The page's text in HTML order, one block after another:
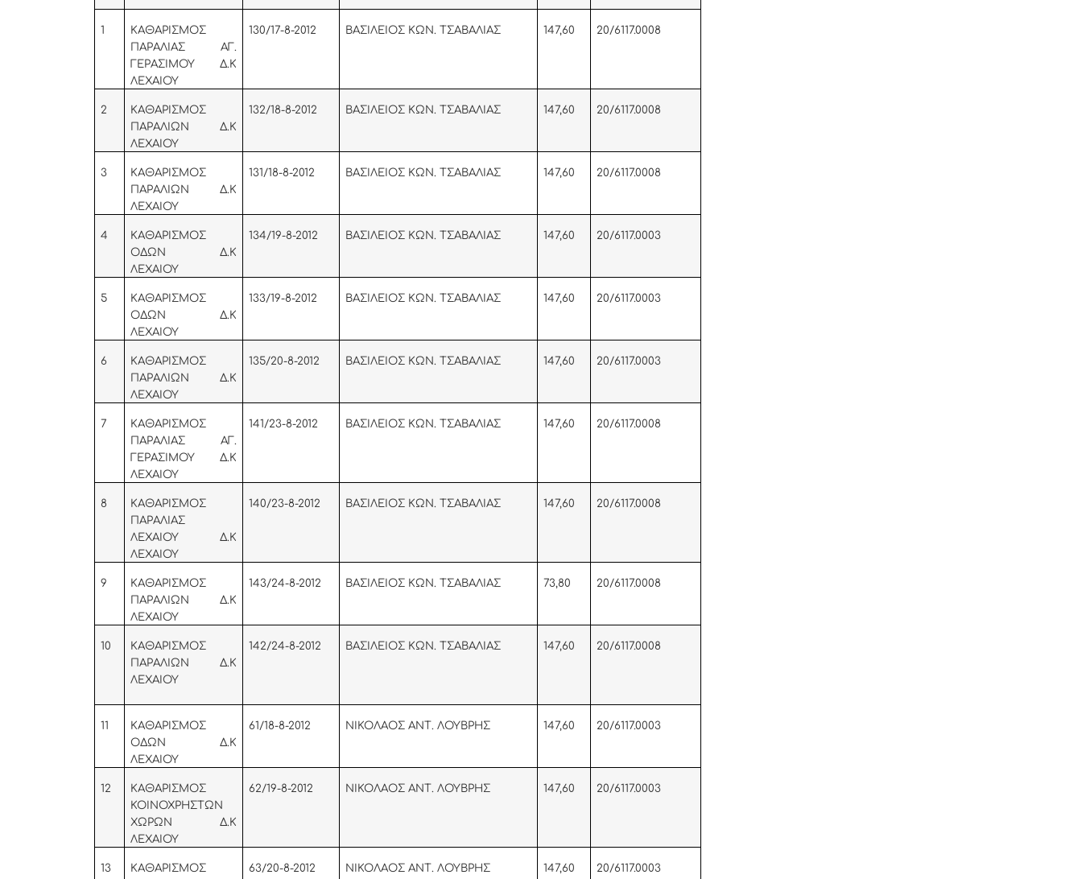
1 KAΘΑΡΙΣΜΟΣ
ΠΑΡΑΛΙΑΣ ΑΓ.
ΓΕΡΑΣΙΜΟΥ Δ.Κ
ΛΕΧΑΙΟΥ
130/17-8-2012 ΒΑΣΙΛΕΙΟΣ ΚΩΝ. ΤΣΑΒΑΛΙΑΣ 147,60 20/6117.0008
2 KAΘΑΡΙΣΜΟΣ
ΠΑΡΑΛΙΩΝ Δ.Κ
ΛΕΧΑΙΟΥ
132/18-8-2012 ΒΑΣΙΛΕΙΟΣ ΚΩΝ. ΤΣΑΒΑΛΙΑΣ 147,60 20/6117.0008
3 KAΘΑΡΙΣΜΟΣ
ΠΑΡΑΛΙΩΝ Δ.Κ
ΛΕΧΑΙΟΥ
131/18-8-2012 ΒΑΣΙΛΕΙΟΣ ΚΩΝ. ΤΣΑΒΑΛΙΑΣ 147,60 20/6117.0008
4 KAΘΑΡΙΣΜΟΣ
ΟΔΩΝ Δ.Κ
ΛΕΧΑΙΟΥ
134/19-8-2012 ΒΑΣΙΛΕΙΟΣ ΚΩΝ. ΤΣΑΒΑΛΙΑΣ 147,60 20/6117.0003
5 KAΘΑΡΙΣΜΟΣ
ΟΔΩΝ Δ.Κ
ΛΕΧΑΙΟΥ
133/19-8-2012 ΒΑΣΙΛΕΙΟΣ ΚΩΝ. ΤΣΑΒΑΛΙΑΣ 147,60 20/6117.0003
6 KAΘΑΡΙΣΜΟΣ
ΠΑΡΑΛΙΩΝ Δ.Κ
ΛΕΧΑΙΟΥ
135/20-8-2012 ΒΑΣΙΛΕΙΟΣ ΚΩΝ. ΤΣΑΒΑΛΙΑΣ 147,60 20/6117.0003
7 KAΘΑΡΙΣΜΟΣ
ΠΑΡΑΛΙΑΣ ΑΓ.
ΓΕΡΑΣΙΜΟΥ Δ.Κ
ΛΕΧΑΙΟΥ
141/23-8-2012 ΒΑΣΙΛΕΙΟΣ ΚΩΝ. ΤΣΑΒΑΛΙΑΣ 147,60 20/6117.0008
8 KAΘΑΡΙΣΜΟΣ
ΠΑΡΑΛΙΑΣ
ΛΕΧΑΙΟΥ Δ.Κ
ΛΕΧΑΙΟΥ
140/23-8-2012 ΒΑΣΙΛΕΙΟΣ ΚΩΝ. ΤΣΑΒΑΛΙΑΣ 147,60 20/6117.0008
9 KAΘΑΡΙΣΜΟΣ
ΠΑΡΑΛΙΩΝ Δ.Κ
ΛΕΧΑΙΟΥ
143/24-8-2012 ΒΑΣΙΛΕΙΟΣ ΚΩΝ. ΤΣΑΒΑΛΙΑΣ 73,80 20/6117.0008
10 KAΘΑΡΙΣΜΟΣ
ΠΑΡΑΛΙΩΝ Δ.Κ
ΛΕΧΑΙΟΥ
142/24-8-2012 ΒΑΣΙΛΕΙΟΣ ΚΩΝ. ΤΣΑΒΑΛΙΑΣ 147,60 20/6117.0008
11 KAΘΑΡΙΣΜΟΣ
ΟΔΩΝ Δ.Κ
ΛΕΧΑΙΟΥ
61/18-8-2012 ΝΙΚΟΛΑΟΣ ΑΝΤ. ΛΟΥΒΡΗΣ 147,60 20/6117.0003
12 KAΘΑΡΙΣΜΟΣ
ΚΟΙΝΟΧΡΗΣΤΩΝ
ΧΩΡΩΝ Δ.Κ
ΛΕΧΑΙΟΥ
62/19-8-2012 ΝΙΚΟΛΑΟΣ ΑΝΤ. ΛΟΥΒΡΗΣ 147,60 20/6117.0003
13 KAΘΑΡΙΣΜΟΣ
63/20-8-2012 ΝΙΚΟΛΑΟΣ ΑΝΤ. ΛΟΥΒΡΗΣ 147,60 20/6117.0003